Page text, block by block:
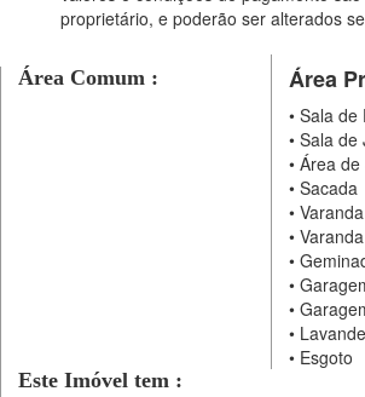
proprietário, e poderão ser alterados
Área Comum : Área
•Sala de
•Sala de
•Área de
•Sacada
•Varanda
•
•
•
•
•
•Esgoto
Este Imóvel tem :